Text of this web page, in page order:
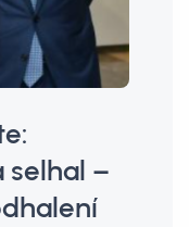
selhal –